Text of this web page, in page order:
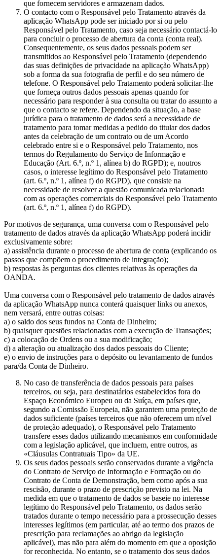
que fornecem servidores e armazenam dados.
O contacto com o Responsável pelo Tratamento através da
aplicação WhatsApp pode ser iniciado por si ou pelo
Responsável pelo Tratamento, caso seja necessário contactá-lo
para concluir o processo de abertura da conta (conta real).
Consequentemente, os seus dados pessoais podem ser
transmitidos ao Responsável pelo Tratamento (dependendo
das suas definições de privacidade na aplicação WhatsApp)
sob a forma da sua fotografia de perfil e do seu número de
telefone. O Responsável pelo Tratamento poderá solicitar-lhe
que forneça outros dados pessoais apenas quando for
necessário para responder à sua consulta ou tratar do assunto a
que o contacto se refere. Dependendo da situação, a base
jurídica para o tratamento de dados será a necessidade de
tratamento para tomar medidas a pedido do titular dos dados
antes da celebração de um contrato ou de um Acordo
celebrado entre si e o Responsável pelo Tratamento, nos
termos do Regulamento do Serviço de Informação e
Educação (Art. 6.º, n.º 1, alínea b) do RGPD); e, noutros
casos, o interesse legítimo do Responsável pelo Tratamento
(art. 6.º, n.º 1, alínea f) do RGPD), que consiste na
necessidade de resolver a questão comunicada relacionada
com as operações comerciais do Responsável pelo Tratamento
(art. 6.º, n.º 1, alínea f) do RGPD).
Por motivos de segurança, uma conversa com o Responsável pelo
tratamento de dados através da aplicação WhatsApp poderá incidir
exclusivamente sobre:
a) assistência durante o processo de abertura de conta (explicando os
passos que compõem o procedimento de integração);
b) respostas às perguntas dos clientes relativas às operações da
OANDA.
Uma conversa com o Responsável pelo tratamento de dados através
da aplicação WhatsApp nunca conterá quaisquer links ou anexos,
nem versará, entre outras coisas:
a) o saldo dos seus fundos na Conta de Dinheiro;
b) quaisquer questões relacionadas com a execução de Transações;
c) a colocação de Ordens ou a sua modificação;
d) a alteração ou atualização dos dados pessoais do Cliente;
e) o envio de instruções para o depósito ou levantamento de fundos
para/da Conta de Dinheiro.
No caso de transferência de dados pessoais para países
terceiros, ou seja, para destinatários estabelecidos fora do
Espaço Económico Europeu ou da Suíça, em países que,
segundo a Comissão Europeia, não garantem uma proteção de
dados suficiente (países terceiros que não oferecem um nível
de proteção adequado), o Responsável pelo Tratamento
transfere esses dados utilizando mecanismos em conformidade
com a legislação aplicável, que incluem, entre outros, as
«Cláusulas Contratuais Tipo» da UE.
Os seus dados pessoais serão conservados durante a vigência
do Contrato de Serviço de Informação e Formação ou do
Contrato de Conta de Demonstração, bem como após a sua
rescisão, durante o prazo de prescrição previsto na lei. Na
medida em que o tratamento de dados se baseie no interesse
legítimo do Responsável pelo Tratamento, os dados serão
tratados durante o tempo necessário para a prossecução desses
interesses legítimos (em particular, até ao termo dos prazos de
prescrição para reclamações ao abrigo da legislação
aplicável), mas não para além do momento em que a oposição
for reconhecida. No entanto, se o tratamento dos seus dados